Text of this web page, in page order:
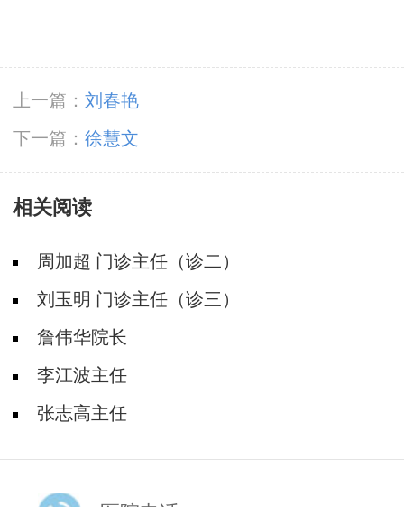
上一篇： 刘春艳
下一篇： 徐慧文
相关阅读
周加超 门诊主任（诊二）
刘玉明 门诊主任（诊三）
詹伟华院长
李江波主任
张志高主任